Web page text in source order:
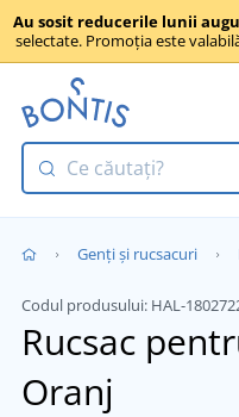
Au sosit reducerile lunii
selectate. Promoția este
Genți și rucsacuri
Codul produsului: HAL-
Rucsac
Oranj